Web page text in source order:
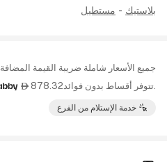
بلاستيك - مستطيل
جميع الأسعار شاملة ضريبة القيمة المضافة
.تتوفر أقساط بدون فوائد878.32

خدمة الإستلام من الفرع